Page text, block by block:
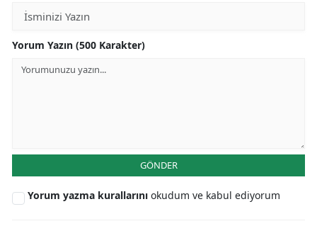
Yorum Yazın (500 Karakter)
GÖNDER
Yorum yazma kurallarını okudum ve kabul ediyorum